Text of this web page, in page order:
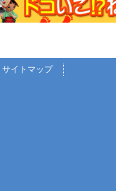
サイトマップ